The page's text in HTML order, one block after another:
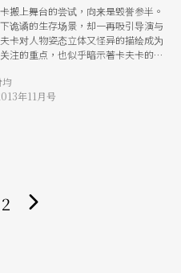
搬上舞台的尝试，向来是毁誉参半。
诡谲的生存场景，却一再吸引导演与
卡对人物姿态立体又怪异的描绘成为
注的重点，也似乎暗示著卡夫卡的文
均
年11月号
2